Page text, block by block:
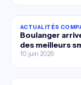
ACTUALITÉS
Boulanger
des meilleurs
10 juin 2026